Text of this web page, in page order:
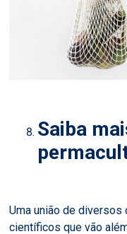
Saiba
Uma união de diversos
científicos que vão